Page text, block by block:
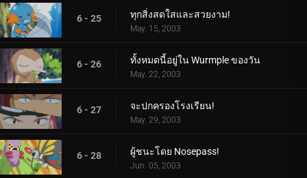
6 - 25 ทุกสิ่งสดใสและสวยงาม!
May. 15, 2003
6 - 26 ทั้งหมดนี้อยู่ใน Wurmple ของวัน
May. 22, 2003
6 - 27 จะปกครองโรงเรียน!
May. 29, 2003
6 - 28 ผู้ชนะโดย Nosepass!
Jun. 05, 2003